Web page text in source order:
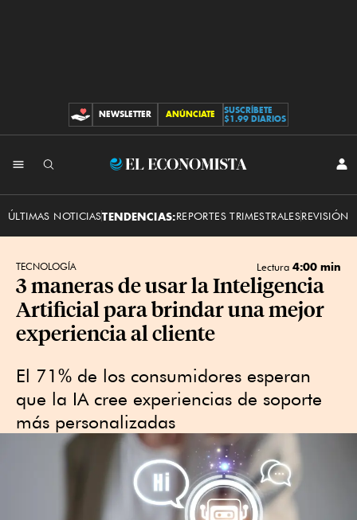
CONTRIBUCIONES
NEWSLETTER ANÚNCIATE
SUSCRÍBETE
$1.99 DIARIOS
El
ÚLTIMAS NOTICIASTENDENCIAS:REPORTES TRIMESTRALESREVISIÓN
TECNOLOGÍA Lectura 4:00 min
3 maneras de usar la Inteligencia
Artificial para brindar una mejor
experiencia al cliente
El 71% de los consumidores esperan
que la IA cree experiencias de soporte
más personalizadas